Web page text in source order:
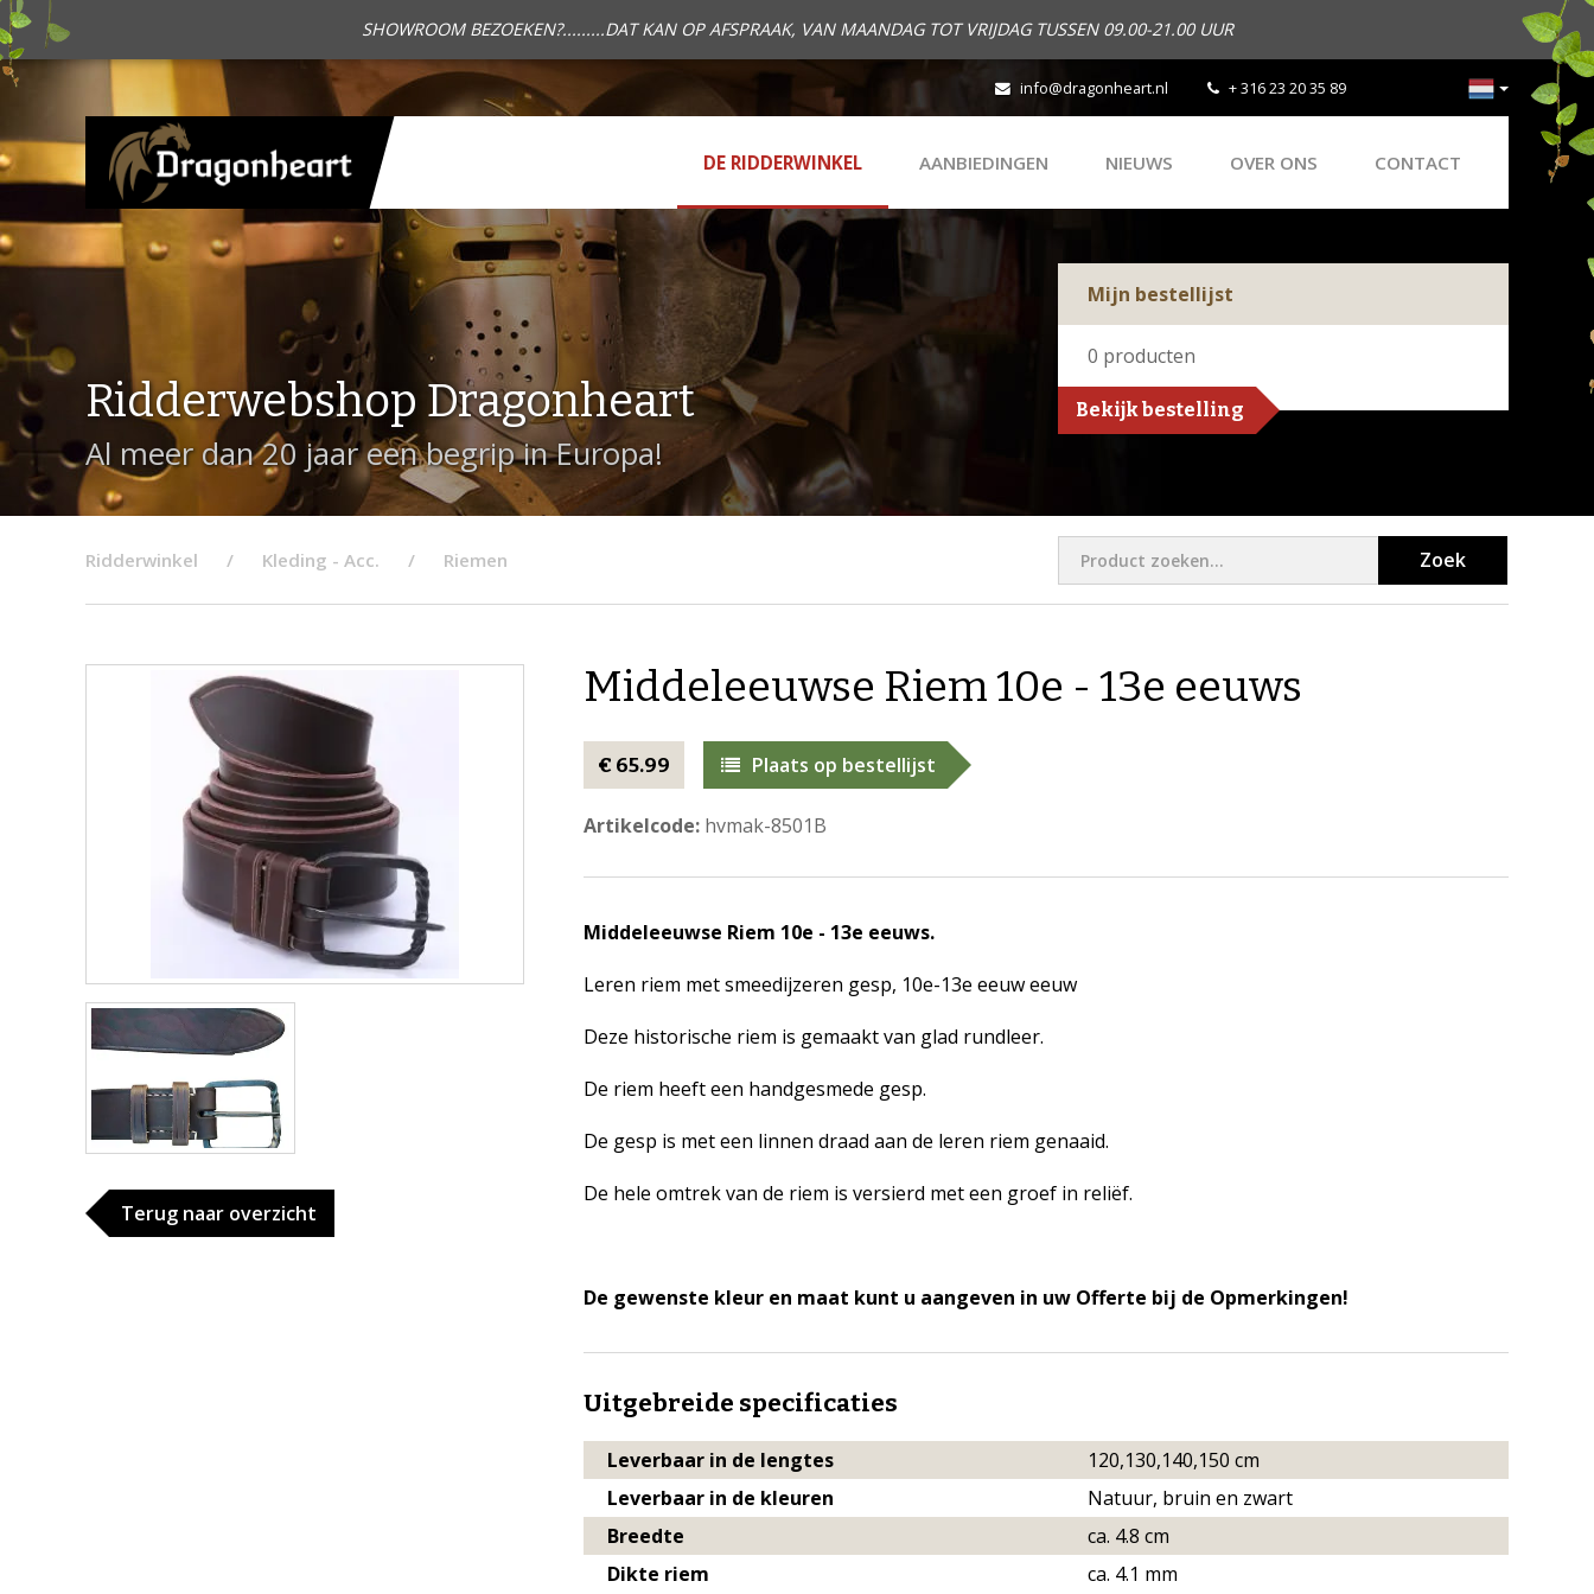
SHOWROOM BEZOEKEN?.........DAT KAN OP AFSPRAAK, VAN MAANDAG TOT VRIJDAG TUSSEN 09.00-21.00 UUR
info@dragonheart.nl + 316 23 20 35 89
DE RIDDERWINKEL AANBIEDINGEN NIEUWS OVER ONS CONTACT
Ridderwebshop Dragonheart
Al meer dan 20 jaar een begrip in Europa!
Mijn bestellijst
0 producten
Bekijk bestelling
Ridderwinkel Kleding - Acc. Riemen Zoek
Terug naar overzicht
Middeleeuwse Riem 10e - 13e eeuws
€ 65.99 Plaats op bestellijst
Artikelcode:hvmak-8501B
Middeleeuwse Riem 10e - 13e eeuws.
Leren riem met smeedijzeren gesp, 10e-13e eeuw eeuw
Deze historische riem is gemaakt van glad rundleer.
De riem heeft een handgesmede gesp.
De gesp is met een linnen draad aan de leren riem genaaid.
De hele omtrek van de riem is versierd met een groef in reliëf.
De gewenste kleur en maat kunt u aangeven in uw Offerte bij de Opmerkingen!
Uitgebreide specificaties
Leverbaar in de lengtes
120,130,140,150 cm
Leverbaar in de kleuren
Natuur, bruin en zwart
Breedte
ca. 4.8 cm
Dikte riem
ca. 4.1 mm